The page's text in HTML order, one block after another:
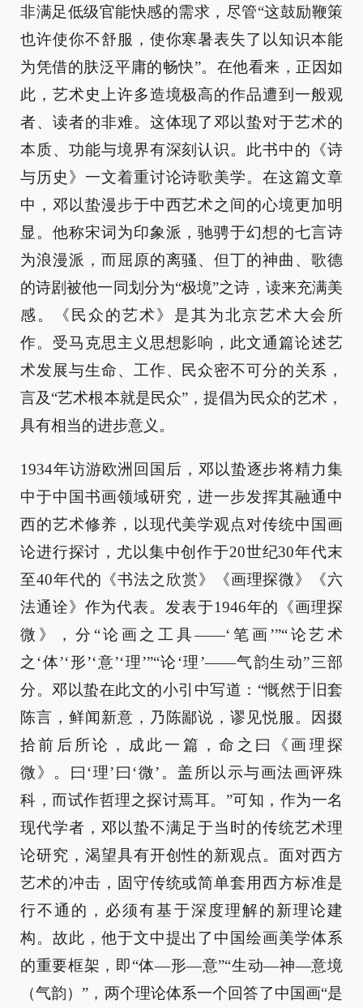
非满足低级官能快感的需求，尽管“这鼓励鞭策
也许使你不舒服，使你寒暑表失了以知识本能
为凭借的肤泛平庸的畅快”。在他看来，正因如
此，艺术史上许多造境极高的作品遭到一般观
者、读者的非难。这体现了邓以蛰对于艺术的
本质、功能与境界有深刻认识。此书中的《诗
与历史》一文着重讨论诗歌美学。在这篇文章
中，邓以蛰漫步于中西艺术之间的心境更加明
显。他称宋词为印象派，驰骋于幻想的七言诗
为浪漫派，而屈原的离骚、但丁的神曲、歌德
的诗剧被他一同划分为“极境”之诗，读来充满美
感。《民众的艺术》是其为北京艺术大会所
作。受马克思主义思想影响，此文通篇论述艺
术发展与生命、工作、民众密不可分的关系，
言及“艺术根本就是民众”，提倡为民众的艺术，
具有相当的进步意义。
1934年访游欧洲回国后，邓以蛰逐步将精力集
中于中国书画领域研究，进一步发挥其融通中
西的艺术修养，以现代美学观点对传统中国画
论进行探讨，尤以集中创作于20世纪30年代末
至40年代的《书法之欣赏》《画理探微》《六
法通诠》作为代表。发表于1946年的《画理探
微》，分“论画之工具——‘笔画’”“论艺术
之‘体’‘形’‘意’‘理’”“论‘理’——气韵生动”三部
分。邓以蛰在此文的小引中写道：“慨然于旧套
陈言，鲜闻新意，乃陈鄙说，谬见悦服。因掇
拾前后所论，成此一篇，命之曰《画理探
微》。曰‘理’曰‘微’。盖所以示与画法画评殊
科，而试作哲理之探讨焉耳。”可知，作为一名
现代学者，邓以蛰不满足于当时的传统艺术理
论研究，渴望具有开创性的新观点。面对西方
艺术的冲击，固守传统或简单套用西方标准是
行不通的，必须有基于深度理解的新理论建
构。故此，他于文中提出了中国绘画美学体系
的重要框架，即“体—形—意”“生动—神—意境
（气韵）”，两个理论体系一个回答了中国画“是